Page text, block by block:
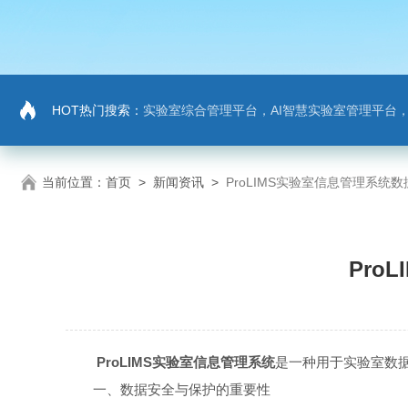
HOT热门搜索： 实验室综合管理平台，AI智慧实验室管理平台
当前位置： 首页 > 新闻资讯 > ProLIMS实验室信息管理系统
ProLIMS实验室信息管理系统是一种用于实验室数
一、数据安全与保护的重要性